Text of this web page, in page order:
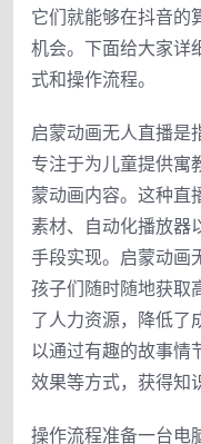
它们就能够在抖音的
机会。下面给大家详
式和操作流程。
启蒙动画无人直播是
专注于为儿童提供寓
蒙动画内容。这种直
素材、自动化播放器
手段实现。启蒙动画
孩子们随时随地获取
了人力资源，降低了
以通过有趣的故事情
效果等方式，获得知
操作流程准备一台电